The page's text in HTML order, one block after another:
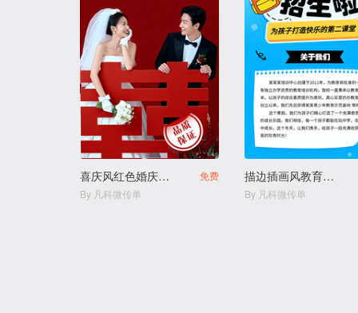
喜庆风红色婚庆用品结婚用品店
免费
By 凡科微传单
描边插画风教育培训幼小衔接寒假班拼团生宣传
By 凡科微传单